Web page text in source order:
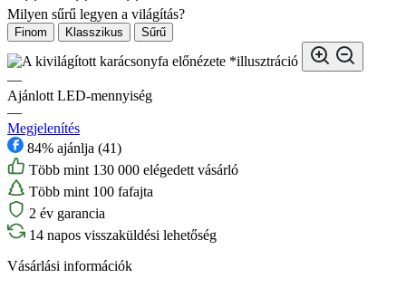
Milyen sűrű legyen a világítás?
Finom Klasszikus Sűrű
*illusztráció
—
Ajánlott LED-mennyiség
—
Megjelenítés
84% ajánlja (41)
Több mint 130 000 elégedett vásárló
Több mint 100 fafajta
2 év garancia
14 napos visszaküldési lehetőség
Vásárlási információk